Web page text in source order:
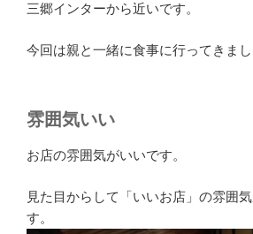
三郷インターから近いです。
今回は親と一緒に食事に行ってきまし
雰囲気いい
お店の雰囲気がいいです。
見た目からして「いいお店」の雰囲
す。